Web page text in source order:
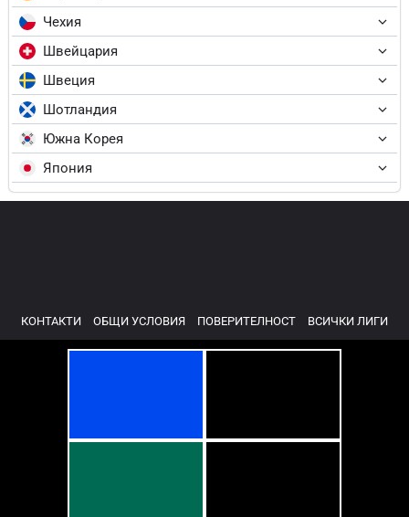
Чехия
Швейцария
Швеция
Шотландия
Южна Корея
Япония
КОНТАКТИ ОБЩИ УСЛОВИЯ ПОВЕРИТЕЛНОСТ ВСИЧКИ ЛИГИ